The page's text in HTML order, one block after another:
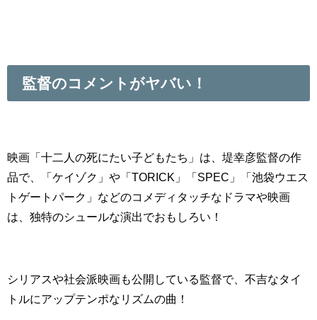
監督のコメントがヤバい！
映画「十二人の死にたい子どもたち」は、堤幸彦監督の作
品で、「ケイゾク」や「TORICK」「SPEC」「池袋ウエス
トゲートパーク」などのコメディタッチなドラマや映画
は、独特のシュールな演出でおもしろい！
シリアスや社会派映画も公開している監督で、不吉なタイ
トルにアップテンポなリズムの曲！